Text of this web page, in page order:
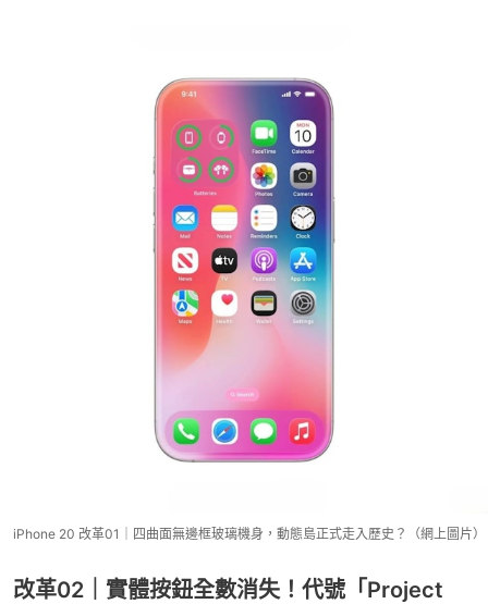
iPhone 20 改革01｜四曲面無邊框玻璃機身，動態島正式走入歷史？（網上圖片）
改革02｜實體按鈕全數消失！代號「Project